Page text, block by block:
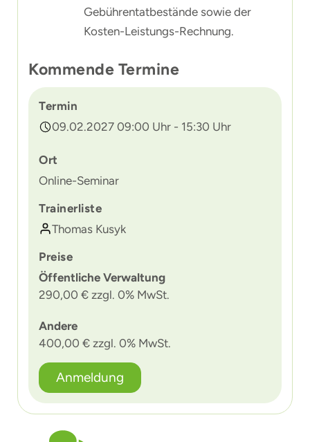
Gebührentatbestände sowie der
Kosten-Leistungs-Rechnung.
Kommende Termine
Termin
09.02.2027 09:00 Uhr - 15:30 Uhr
Ort
Online-Seminar
Trainerliste
Thomas Kusyk
Preise
Öffentliche Verwaltung
290,00 € zzgl. 0% MwSt.
Andere
400,00 € zzgl. 0% MwSt.
Anmeldung